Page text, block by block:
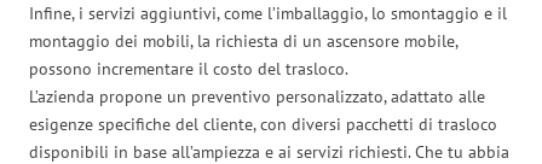
Infine, i servizi aggiuntivi, come l’imballaggio, lo smontaggio e il
montaggio dei mobili, la richiesta di un ascensore mobile,
possono incrementare il costo del trasloco.
L’azienda propone un preventivo personalizzato, adattato alle
esigenze specifiche del cliente, con diversi pacchetti di trasloco
disponibili in base all’ampiezza e ai servizi richiesti. Che tu abbia